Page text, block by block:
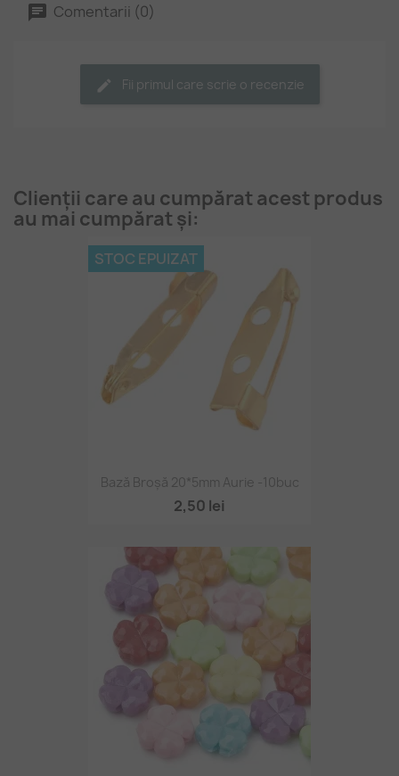
Comentarii (0)
Fii primul care scrie o recenzie
Clienții care au cumpărat acest produs
au mai cumpărat și:
Bază Broșă 20*5mm Aurie -10buc
2,50 lei
STOC EPUIZAT